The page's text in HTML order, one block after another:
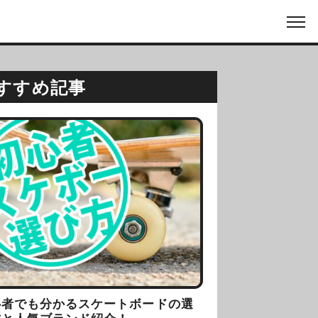
すめ記事
でも分かるスケートボードの選